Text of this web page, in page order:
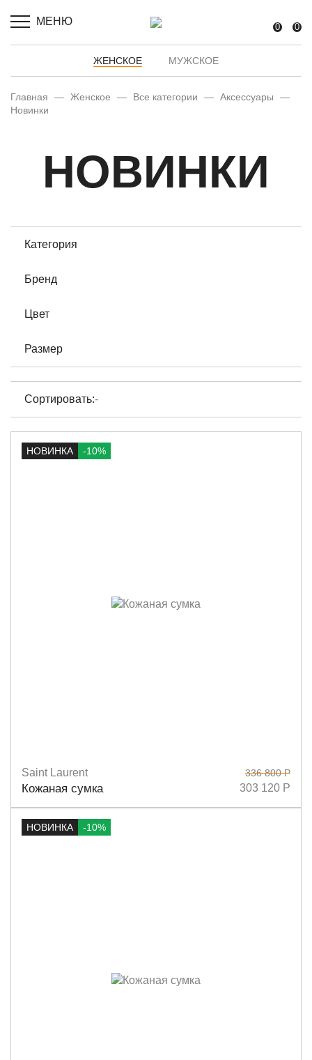
МЕНЮ 0 0
ЖЕНСКОЕ МУЖСКОЕ
Главная — Женское — Все категории — Аксессуары
—
Новинки
НОВИНКИ
Категория
Бренд
Цвет
Размер
Сортировать:-
НОВИНКА -10%
Размеры
Saint Laurent
Кожаная сумка
336 800 Р
303 120 Р
НОВИНКА -10%